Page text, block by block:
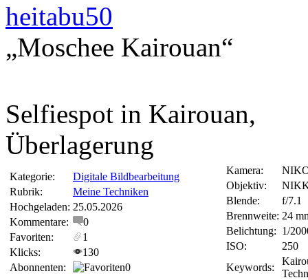
heitabu50
„Moschee Kairouan“
Selfiespot in Kairouan,
Überlagerung
Kategorie:
Digitale Bildbearbeitung
Rubrik:
Meine Techniken
Hochgeladen: 25.05.2026
Kommentare:
0
Favoriten:
1
Klicks:
130
Abonnenten:
0
Kamera:
Objektiv:
Blende:
f/7.1
Brennweite: 24
Belichtung: 1/
ISO:
250
Keywords: